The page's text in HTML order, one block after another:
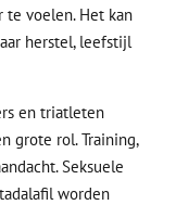
te voelen. Het kan
herstel, leefstijl
en triatleten
grote rol. Training,
Seksuele
worden